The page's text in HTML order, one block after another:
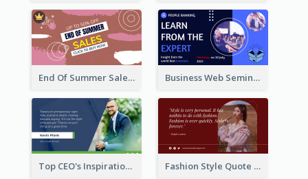
End Of Summer Sale Twitter Post Design Idea Business Web Seminar Twitter Post Design Idea
Top CEO's Inspirational Quote Twitter Post Fashion Style Quote Twitter Post